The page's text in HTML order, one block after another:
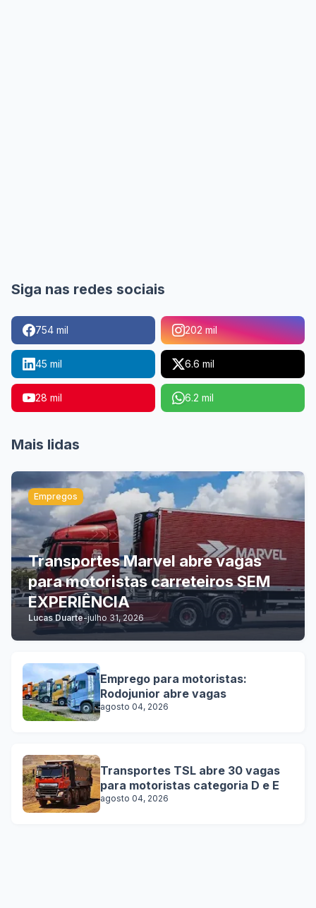
Siga nas redes sociais
754 mil 202 mil
45 mil 6.6 mil
28 mil 6.2 mil
Mais lidas
Empregos
Transportes Marvel abre vagas
para motoristas carreteiros SEM
EXPERIÊNCIA
Lucas Duarte-julho 31, 2026
Emprego para motoristas:
Rodojunior abre vagas
agosto 04, 2026
Transportes TSL abre 30 vagas
para motoristas categoria D e E
agosto 04, 2026